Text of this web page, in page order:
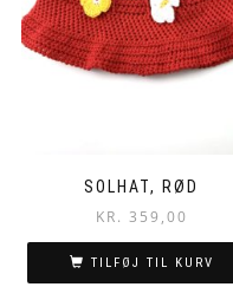
SOLHAT, RØD
KR. 359,00
TILFØJ TIL KURV